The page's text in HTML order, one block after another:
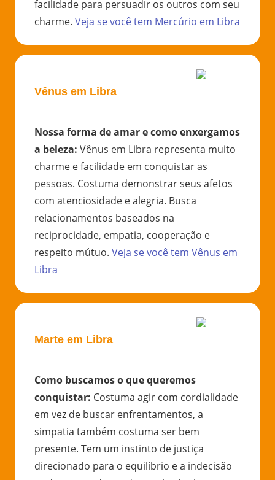
facilidade para persuadir os outros com seu
charme. Veja se você tem Mercúrio em Libra
Vênus em Libra
Nossa forma de amar e como enxergamos
a beleza: Vênus em Libra representa muito
charme e facilidade em conquistar as
pessoas. Costuma demonstrar seus afetos
com atenciosidade e alegria. Busca
relacionamentos baseados na
reciprocidade, empatia, cooperação e
respeito mútuo. Veja se você tem Vênus em
Libra
Marte em Libra
Como buscamos o que queremos
conquistar: Costuma agir com cordialidade
em vez de buscar enfrentamentos, a
simpatia também costuma ser bem
presente. Tem um instinto de justiça
direcionado para o equilíbrio e a indecisão